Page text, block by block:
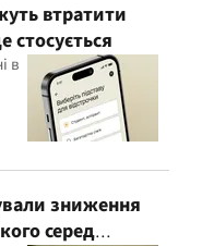
втратити
стосується
в
зниження
серед